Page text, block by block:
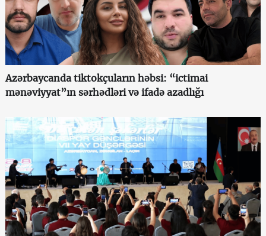
Azərbaycanda tiktokçuların həbsi: “ictimai
mənəviyyat”ın sərhədləri və ifadə azadlığı